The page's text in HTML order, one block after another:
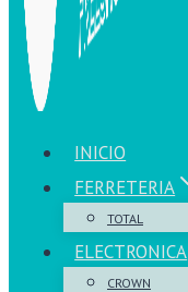
INICIO
FERRETERIA
TOTAL
ELECTRONICA
CROWN